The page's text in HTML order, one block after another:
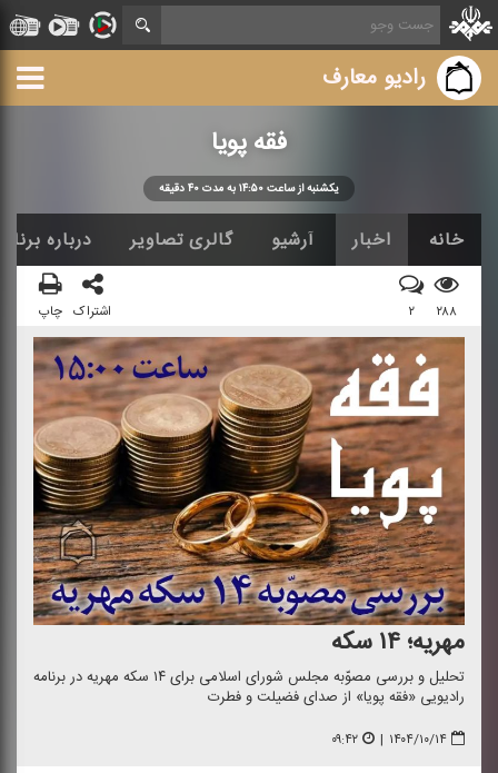
رادیو معارف
فقه پویا
یكشنبه از ساعت ۱۴:۵۰ به مدت ۴۰ دقیقه
خانه اخبار آرشیو گالری تصاویر درباره
۲۸۸ ۲ اشتراک چاپ
مهریه؛ ۱۴ سكه
تحلیل و بررسی مصوّبه مجلس شورای اسلامی برای ۱۴ سكه مهریه در برنامه
رادیویی «فقه پویا» از صدای فضیلت و فطرت
۱۴۰۴/۱۰/۱۴ | ۰۹:۴۲